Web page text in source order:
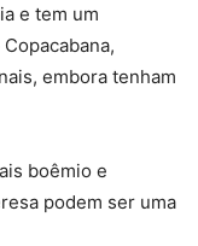
e tem um
embora tenham
boêmio e
podem ser uma